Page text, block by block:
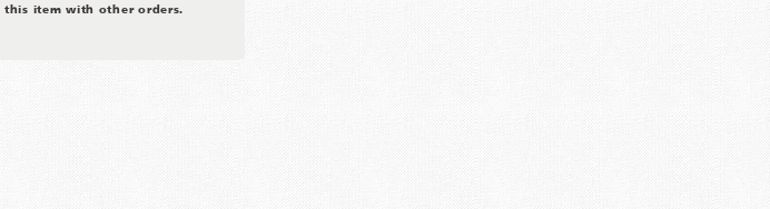
this item with other orders.